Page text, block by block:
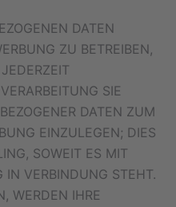
DATEN
ZU BETREIBEN,
SIE
DATEN ZUM
EINZULEGEN; DIES
SOWEIT ES MIT
IN VERBINDUNG STEHT.
WERDEN IHRE